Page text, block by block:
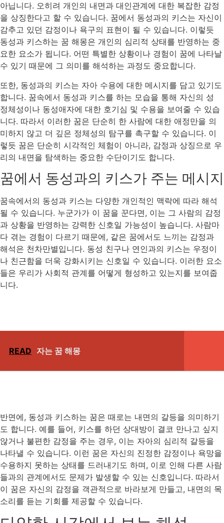
아닙니다. 오히려 개인의 내면과 대인관계에 대한 복잡한 감정
을 상징한다고 할 수 있습니다. 꿈에서 동성과의 키스는 자신이
감추고 있던 감정이나 욕구의 표현이 될 수 있습니다. 이렇듯
동성과 키스하는 꿈 해몽은 개인의 심리적 상태를 반영하는 중
요한 요소가 됩니다. 어떤 특별한 상황이나 경험이 꿈에 나타날
수 있기 때문에 그 의미를 해석하는 과정도 중요합니다.
또한, 동성과의 키스는 자아 수용에 대한 메시지를 담고 있기도
합니다. 꿈속에서 동성과 키스를 하는 모습을 통해 자신의 성
정체성이나 동성애자에 대한 호기심 및 수용을 보여줄 수 있습
니다. 따라서 이러한 꿈은 단순히 한 사람에 대한 애정만을 의
미하지 않고 더 깊은 정체성의 탐구를 촉구할 수 있습니다. 이
렇듯 꿈은 단순히 시각적인 체험이 아니라, 감정과 상징으로 우
리의 내면을 탐색하는 중요한 수단이기도 합니다.
꿈에서 동성과의 키스가 주는 메시지
꿈속에서의 동성과 키스는 다양한 개인적인 맥락에 따라 해석
될 수 있습니다. 누군가가 이 꿈을 꾼다면, 이는 그 사람의 감정
과 상황을 반영하는 강력한 신호일 가능성이 높습니다. 사람마
다 겪는 경험이 다르기 때문에, 같은 꿈에서도 느끼는 감정과
해석은 천차만별입니다. 동성 친구나 연인과의 키스는 우정이
나 친근함을 더욱 강화시키는 신호일 수 있습니다. 이러한 요소
들은 우리가 사회적 관계를 어떻게 형성하고 있는지를 보여줍
니다.
READ 자는 꿈 해몽
반면에, 동성과 키스하는 꿈은 때로는 내면의 갈등을 의미하기
도 합니다. 예를 들어, 키스를 하던 상대방이 결코 만나고 싶지
않거나 불편한 감정을 주는 경우, 이는 자아의 심리적 갈등을
나타낼 수 있습니다. 이런 꿈은 자신의 진정한 감정이나 욕망을
수용하지 못하는 상태를 드러내기도 하며, 이로 인해 다른 사람
들과의 관계에서도 문제가 발생할 수 있는 신호입니다. 따라서
이 꿈은 자신의 감정을 객관적으로 바라보게 만들고, 내면의 목
소리를 듣는 기회를 제공할 수 있습니다.